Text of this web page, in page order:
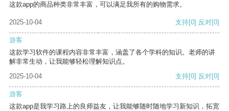
这款app的商品种类非常丰富，可以满足我所有的购物需求。
2025-10-04 支持[0] 反对[0]
游客
这款学习软件的课程内容非常丰富，涵盖了各个学科的知识。老师的讲
解非常生动，让我能够轻松理解知识点。
2025-10-04
支持[0] 反对[0]
游客
这款app是我学习路上的良师益友，让我能够随时随地学习新知识，拓宽